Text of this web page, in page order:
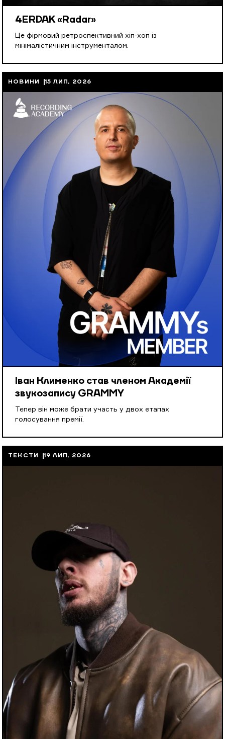
4ERDAK «Radar»
Це фірмовий ретроспективний хіп-хоп із
мінімалістичним інструменталом.
НОВИНИ 15 ЛИП, 2026
Іван Клименко став членом Академії
звукозапису GRAMMY
Тепер він може брати участь у двох етапах
голосування премії.
ТЕКСТИ 19 ЛИП, 2026